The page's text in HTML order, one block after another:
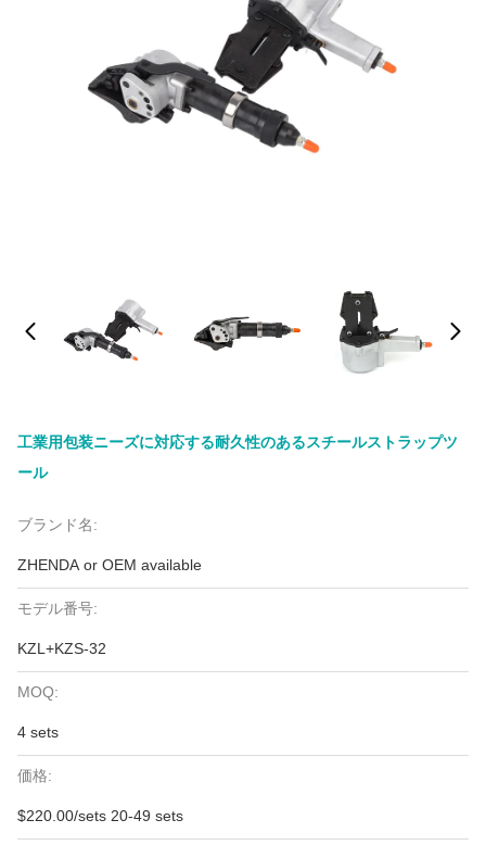
工業用包装ニーズに対応する耐久性のあるスチールストラップツ
ール
ブランド名:
ZHENDA or OEM available
モデル番号:
KZL+KZS-32
MOQ:
4 sets
価格:
$220.00/sets 20-49 sets